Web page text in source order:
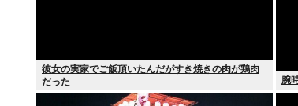
彼女の実家でご飯頂いたんだがすき焼きの肉が鶏肉
だった
腕